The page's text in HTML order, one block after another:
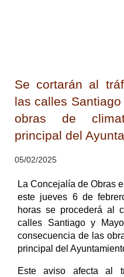
Se cortarán al
las calles
obras de
principal del
05/02/2025
La Concejalía de Obras
este jueves 6 de
horas se procederá al
calles Santiago y
consecuencia de las
principal del
Este aviso afecta al